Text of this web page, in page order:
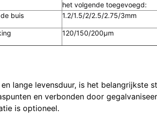
het volgende toegevoegd:
buis
1.2/1.5/2/2.5/2.75/3mm
120/150/200μm
lange levensduur, is het belangrijkste
en verbonden door
is optioneel.